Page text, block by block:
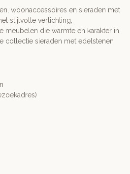
woonaccessoires en sieraden met
stijlvolle verlichting,
meubelen die warmte en karakter in
collectie sieraden met edelstenen